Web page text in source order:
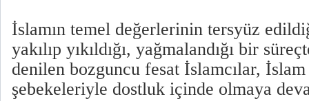
İslamın temel değerlerinin tersyüz
yakılıp yıkıldığı, yağmalandığı bir
denilen bozguncu fesat İslamcılar, İslam
şebekeleriyle dostluk içinde olmaya